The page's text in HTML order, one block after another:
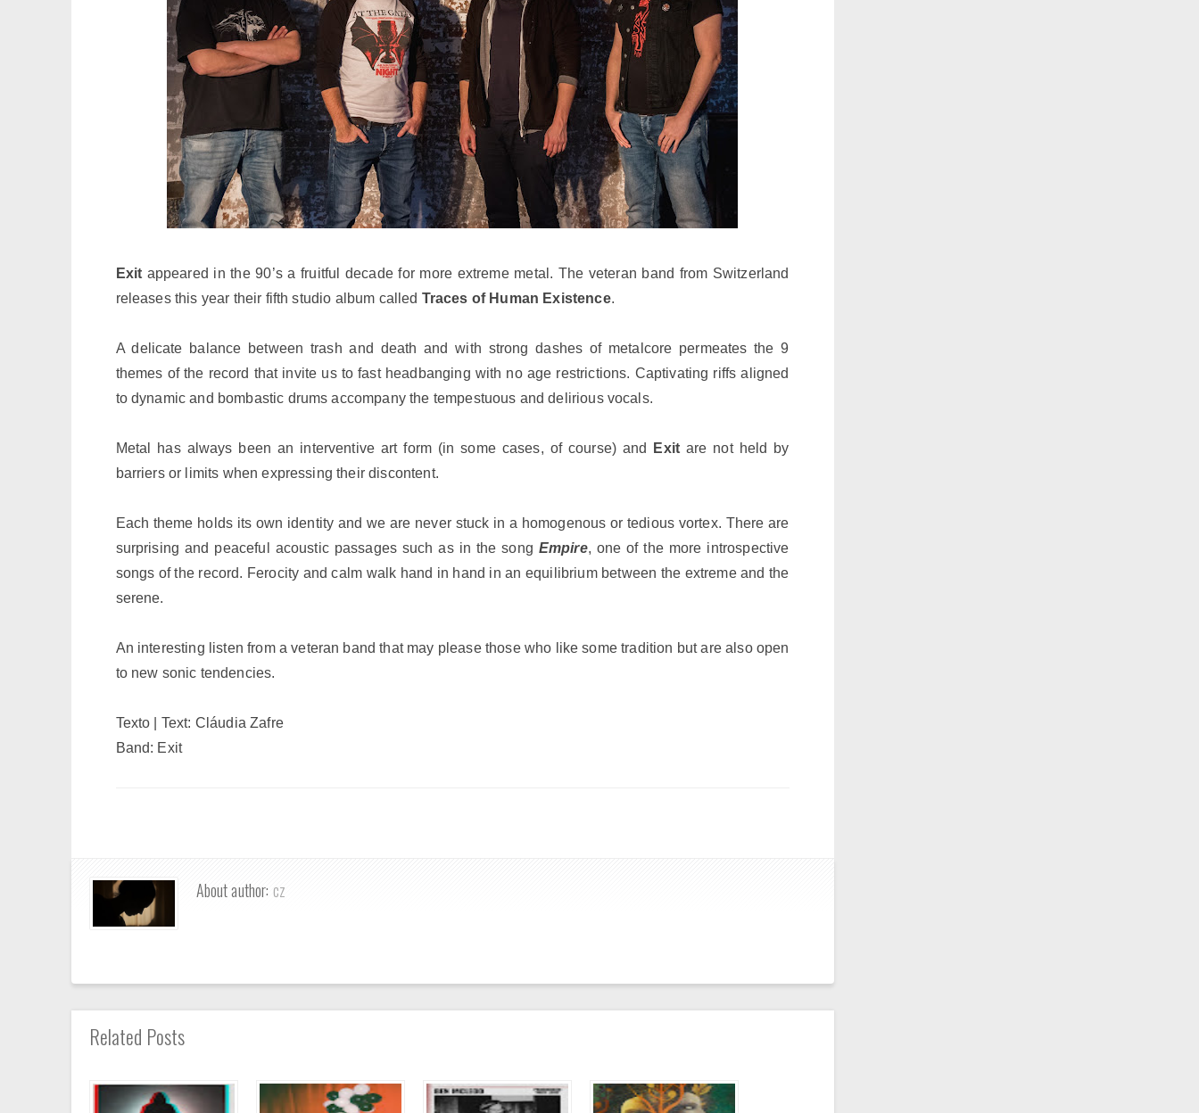
Exit appeared in the 90’s a fruitful decade for more extreme metal. The veteran band from Switzerland
releases this year their fifth studio album called Traces of Human Existence.
A delicate balance between trash and death and with strong dashes of metalcore permeates the 9
themes of the record that invite us to fast headbanging with no age restrictions. Captivating riffs aligned
to dynamic and bombastic drums accompany the tempestuous and delirious vocals.
Metal has always been an interventive art form (in some cases, of course) and Exitare not held by
barriers or limits when expressing their discontent.
Each theme holds its own identity and we are never stuck in a homogenous or tedious vortex. There are
surprising and peaceful acoustic passages such as in the song Empire, one of the more introspective
songs of the record. Ferocity and calm walk hand in hand in an equilibrium between the extreme and the
serene.
An interesting listen from a veteran band that may please those who like some tradition but are also open
to new sonic tendencies.
Texto | Text: Cláudia Zafre
Band: Exit
About author: cz
Related Posts